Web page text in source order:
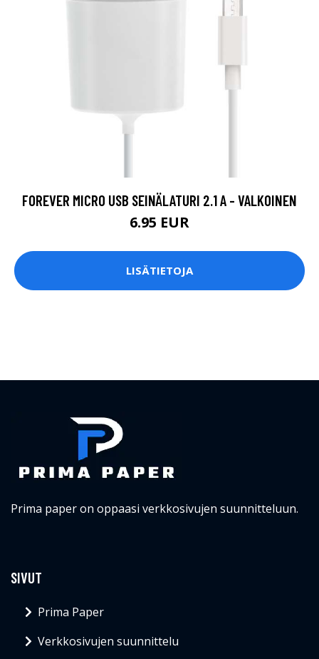
FOREVER MICRO USB SEINÄLATURI 2.1 A - VALKOINEN
6.95 EUR
LISÄTIETOJA
Prima paper on oppaasi verkkosivujen suunnitteluun.
SIVUT
Prima Paper
Verkkosivujen suunnittelu